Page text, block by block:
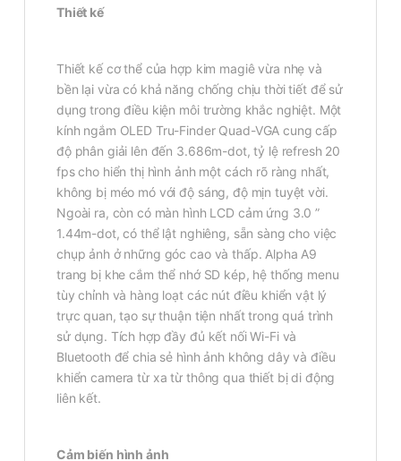
Thiết kế
Thiết kế cơ thể của hợp kim magiê vừa nhẹ và
bền lại vừa có khả năng chống chịu thời tiết để sử
dụng trong điều kiện môi trường khắc nghiệt. Một
kính ngắm OLED Tru-Finder Quad-VGA cung cấp
độ phân giải lên đến 3.686m-dot, tỷ lệ refresh 20
fps cho hiển thị hình ảnh một cách rõ ràng nhất,
không bị méo mó với độ sáng, độ mịn tuyệt vời.
Ngoài ra, còn có màn hình LCD cảm ứng 3.0 ”
1.44m-dot, có thể lật nghiêng, sẵn sàng cho việc
chụp ảnh ở những góc cao và thấp. Alpha A9
trang bị khe cắm thể nhớ SD kép, hệ thống menu
tùy chỉnh và hàng loạt các nút điều khiển vật lý
trực quan, tạo sự thuận tiện nhất trong quá trình
sử dụng. Tích hợp đầy đủ kết nối Wi-Fi và
Bluetooth để chia sẻ hình ảnh không dây và điều
khiển camera từ xa từ thông qua thiết bị di động
liên kết.
Cảm biến hình ảnh